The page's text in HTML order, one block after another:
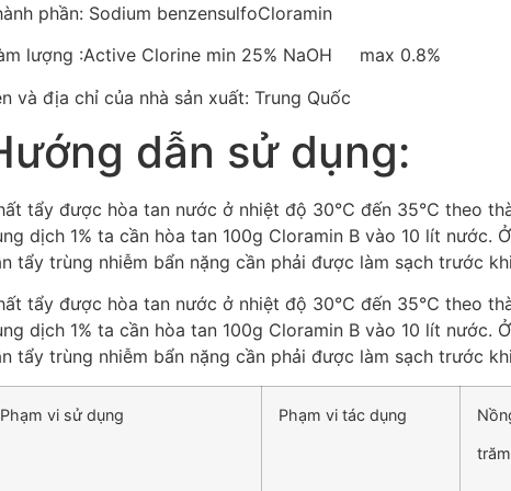
phần: Sodium benzensulfoCloramin
lượng :Active Clorine min 25% NaOH max 0.8%
và địa chỉ của nhà sản xuất: Trung Quốc
dẫn sử dụng:
tẩy được hòa tan nước ở nhiệt độ 30℃ đến 35℃ theo
dịch 1% ta cần hòa tan 100g Cloramin B vào 10 lít nước.
tẩy trùng nhiễm bẩn nặng cần phải được làm sạch trước
tẩy được hòa tan nước ở nhiệt độ 30℃ đến 35℃ theo
dịch 1% ta cần hòa tan 100g Cloramin B vào 10 lít nước.
tẩy trùng nhiễm bẩn nặng cần phải được làm sạch trước
Phạm vi sử dụng Phạm vi tác dụng
trăm